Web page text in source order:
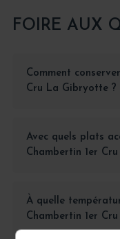
FOIRE AUX
Comment
Cru La Gibryotte ?
Avec quels plats
Chambertin 1er
À quelle
Chambertin 1er